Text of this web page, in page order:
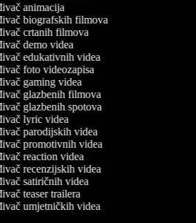
animacija
biografskih filmova
crtanih filmova
demo videa
edukativnih videa
foto videozapisa
gaming videa
glazbenih filmova
glazbenih spotova
lyric videa
parodijskih videa
promotivnih videa
reaction videa
recenzijskih videa
satiričnih videa
teaser trailera
umjetničkih videa